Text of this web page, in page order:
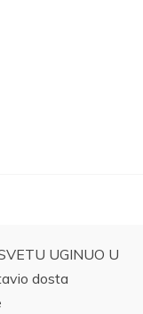
UGINUO U
dosta